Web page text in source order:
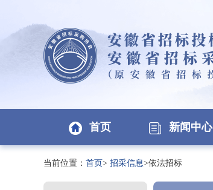
首页 新闻中心
当前位置： 首页> 招采信息>依法招标